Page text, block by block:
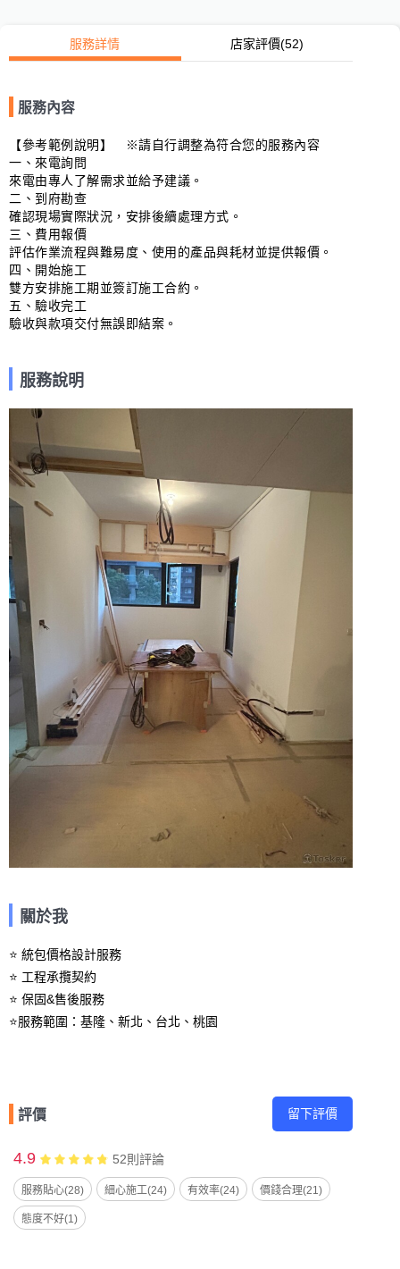
服務詳情 店家評價(52)
服務內容
【參考範例說明】　※請自行調整為符合您的服務內容
一、來電詢問
來電由專人了解需求並給予建議。
二、到府勘查
確認現場實際狀況，安排後續處理方式。
三、費用報價
評估作業流程與難易度、使用的產品與耗材並提供報價。
四、開始施工
雙方安排施工期並簽訂施工合約。
五、驗收完工
驗收與款項交付無誤即結案。
服務說明
關於我
⭐️ 統包價格設計服務
⭐️ 工程承攬契約
⭐️ 保固&售後服務
⭐️服務範圍：基隆、新北、台北、桃園
評價 留下評價
4.9 52則評論
服務貼心(28) 細心施工(24) 有效率(24) 價錢合理(21)
態度不好(1)